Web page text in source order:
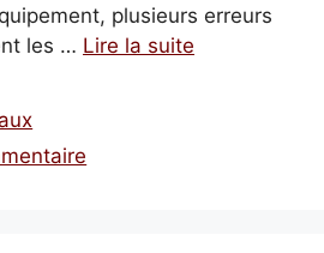
plusieurs erreurs
les … Lire la suite